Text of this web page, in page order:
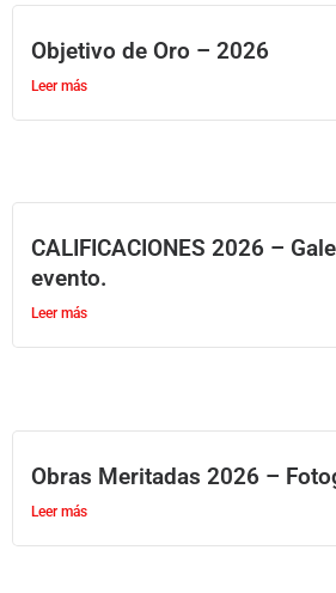
Objetivo de Oro – 2026
Leer más
CALIFICACIONES 2026 –
evento.
Leer más
Obras Meritadas 2026 –
Leer más